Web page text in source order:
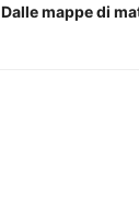
Dalle mappe di